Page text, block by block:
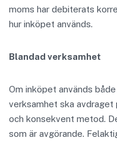
moms har debiterats
hur inköpet används.
Blandad verksamhet
Om inköpet används
verksamhet ska
och konsekvent metod.
som är avgörande.